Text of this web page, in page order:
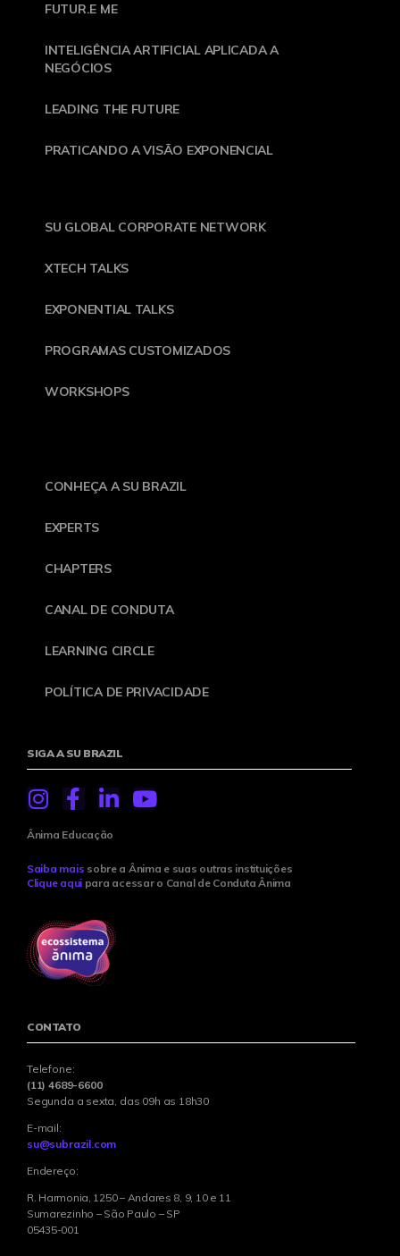
FUTUR.E ME
INTELIGÊNCIA ARTIFICIAL APLICADA A
NEGÓCIOS
LEADING THE FUTURE
PRATICANDO A VISÃO EXPONENCIAL
SU GLOBAL CORPORATE NETWORK
XTECH TALKS
EXPONENTIAL TALKS
PROGRAMAS CUSTOMIZADOS
WORKSHOPS
CONHEÇA A SU BRAZIL
EXPERTS
CHAPTERS
CANAL DE CONDUTA
LEARNING CIRCLE
POLÍTICA DE PRIVACIDADE
SIGA A SU BRAZIL
Ânima Educação
Saiba mais sobre a Ânima e suas outras instituições
Clique aqui para acessar o Canal de Conduta Ânima
CONTATO
Telefone:
(11) 4689-6600
Segunda a sexta, das 09h as 18h30
E-mail:
su@subrazil.com
Endereço:
R. Harmonia, 1250 – Andares 8, 9, 10 e 11
Sumarezinho – São Paulo – SP
05435-001